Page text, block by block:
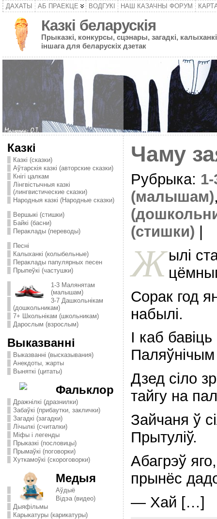
ДАХАТЫ АБ ПРАЕКЦЕ ВОДГУКІ НАШ КАЗАЧНЫ ФОРУМ
Казкі беларускія
Прыказкі, конкурсы, сцэнары, загадкі,
іншага для беларускіх дзетак
Казкі
Казкі (сказки)
Аўтарскія казкі (авторские сказки)
Кнігі цалкам
Лінгвістычныя казкі
(лингвистические сказки)
Народныя казкі (Народные сказки)
Вершыкі (стишки)
Байкі (басни)
Пераклады (переводы)
Песні
Калыханкі (колыбельные)
Пераклады папулярных песен
Прыпеўкі (частушки)
1-3 Малянятам
(малышам)
3-7 Дашкольнікам
(дошкольникам)
7+ Школьнікам (школьникам)
Дарослым (взрослым)
Выказванні
Выказванні (высказывания)
Анекдоты, жарты
Выняткі (цитаты)
Фальклор
Дражнілкі (дразнилки)
Забаўкі (прибаутки, заклички)
Загадкі (загадки)
Лічылкі (считалки)
Міфы і легенды
Прыказкі (пословицы)
Прымаўкі (поговорки)
Хуткамоўкі (скороговорки)
Медыя
Аўдыё
Відэа (видео)
Дыяфільмы
Карыкатуры (карикатуры)
Чаму
Рубрыка:
(малышам)
(стишки)
Ж ылі
Сорак год
набылі.
I каб
Дзед сіло
тайгу на
Зайчаня ў
Прытуліў.
Абагрэў
прынёс
— Хай […]